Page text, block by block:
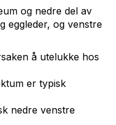
og nedre del av
eggleder, og venstre
å utelukke hos
er typisk
nedre venstre